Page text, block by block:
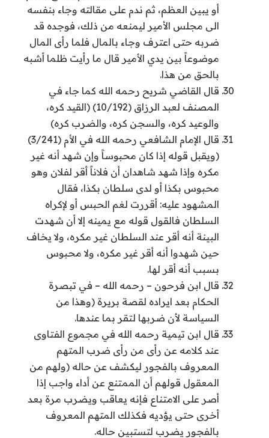
أو يبين العظم، ثم ندم على مقالته وجاء بنفسه
الى مجلس الأمير ليمنعه من ذلك، فوجده قد
ضربه حتى اعترف وجاء بالمال فلما رأى المال
موضوعاً بين يدي الأمير قال ما رأيت ظلما أشبه
بالحق من هذا.
قال القاضي شريح رحمه الله كما جاء في
المصنف لعبد الرزاق (10/192) (القيد كره،
والوعيد كره، والسجن كره، والضرب كره)
قال الإمام الشافعي رحمه الله في الأم (3/241)
(ويقبل قوله إذا كان محبوساً وإن شهد أنه غير
مكره وإذا شهد شاهدان أن فلاناً أقر لفلان وهو
محبوس بكذا أو لدى سلطان بكذا، فقال
المشهود عليه: أقررت لغم الحبس أو لإكراه
السلطان فالقول قوله مع يمينه إلا أن شهدت
البينة أنه أقر عند السلطان غير مكره، ولا يخاف
حين شهدوا أنه أقر غير مكره، ولا محبوس
بسبب أنه أقر لها.
قال ابن فرحون – رحمه الله – في تبصرة
الحكام بعد ايراده لقصة بريرة (وهذا من
السياسة لأن ضربها لتقر بما عندها.
قال ابن تيمية رحمه الله في مجموع الفتاوى
عند كلامه عن رأى من رأى ضرب المتهم
المعروف بالفجور ليكشف عن حاله (ولهم من
المعقول قولهم أن الممتنع عن أداء واجب إذا
أصر على الامتناع فإنه يعاقب ويضرب مرة بعد
أخرى حتى يؤديه فكذلك المتهم المعروف
بالفجور يضرب لتستبين حاله.